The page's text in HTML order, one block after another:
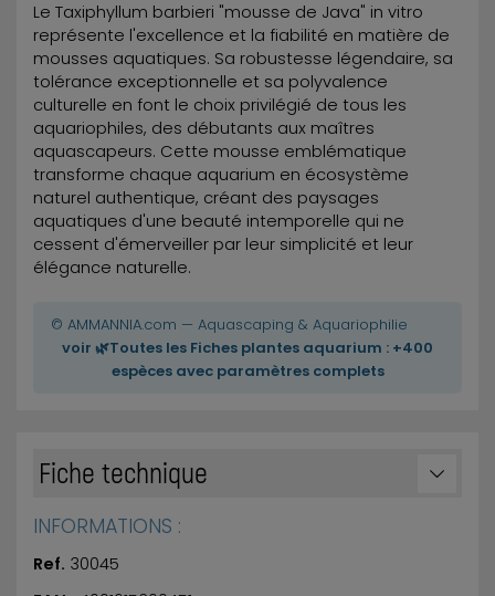
Le Taxiphyllum barbieri "mousse de Java" in vitro
représente l'excellence et la fiabilité en matière de
mousses aquatiques. Sa robustesse légendaire, sa
tolérance exceptionnelle et sa polyvalence
culturelle en font le choix privilégié de tous les
aquariophiles, des débutants aux maîtres
aquascapeurs. Cette mousse emblématique
transforme chaque aquarium en écosystème
naturel authentique, créant des paysages
aquatiques d'une beauté intemporelle qui ne
cessent d'émerveiller par leur simplicité et leur
élégance naturelle.
© AMMANNIA.com — Aquascaping & Aquariophilie
voir 🌿Toutes les Fiches plantes aquarium : +400
espèces avec paramètres complets
Fiche technique
INFORMATIONS :
Ref. 30045